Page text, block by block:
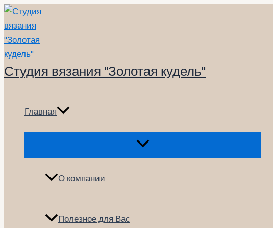
Перейти
к
содержимому
Студия вязания "Золотая кудель"
Главная
Переключатель
О компании
Полезное для Вас